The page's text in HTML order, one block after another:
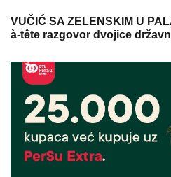
VUČIĆ SA ZELENSKIM U
à-tête razgovor dvojice